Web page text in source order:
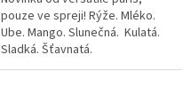
pouze ve spreji! Rýže. Mléko.
Ube. Mango. Slunečná. Kulatá.
Sladká. Šťavnatá.